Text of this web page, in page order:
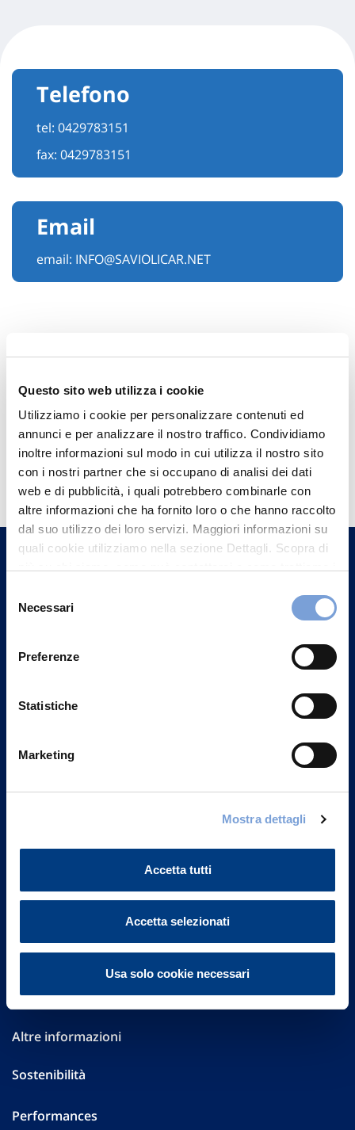
Questo sito web utilizza i cookie
Utilizziamo i cookie per personalizzare contenuti ed
annunci e per analizzare il nostro traffico. Condividiamo
inoltre informazioni sul modo in cui utilizza il nostro sito
con i nostri partner che si occupano di analisi dei dati
web e di pubblicità, i quali potrebbero combinarle con
altre informazioni che ha fornito loro o che hanno raccolto
dal suo utilizzo dei loro servizi. Maggiori informazioni su
quali cookie utilizziamo nella sezione Dettagli. Scopra di
può trovare nel footer del sito nella sezione "Informativa
delNecessari
Preferenze
Statistiche
Marketing
Mostra dettagli
Accetta tutti
Accetta selezionati
Usa solo cookie necessari
Telefono
tel: 0429783151
fax: 0429783151
Email
email: INFO@SAVIOLICAR.NET
Hai bisogno di
informazioni?
Trova l'Agenzia più vicina a te e parla con
un nostro Agente.
Via Ignazio Gardella, 2
Investor Relations
Altre informazioni
Sostenibilità
Performances